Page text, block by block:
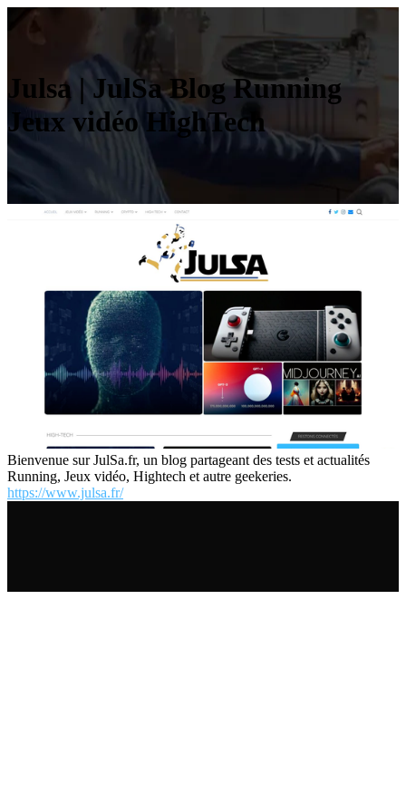
Julsa | JulSa Blog Running
Jeux vidéo HighTech
Bienvenue sur JulSa.fr, un blog partageant des tests et actualités
Running, Jeux vidéo, Hightech et autre geekeries.
https://www.julsa.fr/